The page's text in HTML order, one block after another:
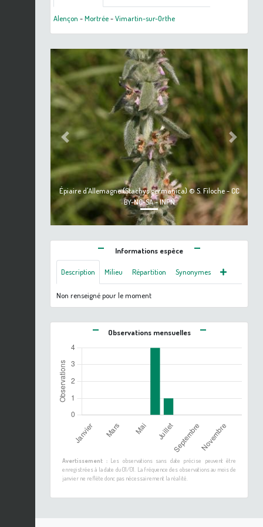
Alençon -Mortrée-Vimartin-sur-Orthe
Épiaire d'Allemagne (Stachys germanica) © S. Filoche - CC
BY-NC-SA - INPN
Previous Next
Informations espèce
Description Milieu Répartition Synonymes
Non renseigné pour le moment
Observations mensuelles
Avertissement :Les observations sans date précise peuvent être
enregistrées à la date du 01/01. La fréquence des observations au mois de
janvier ne reflète donc pas nécessairement la réalité.